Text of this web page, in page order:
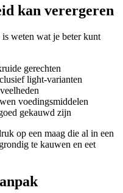
kan verergeren
weten wat je beter kunt
gerechten
light-varianten
voedingsmiddelen
gekauwd zijn
op een maag die al in een
te kauwen en eet